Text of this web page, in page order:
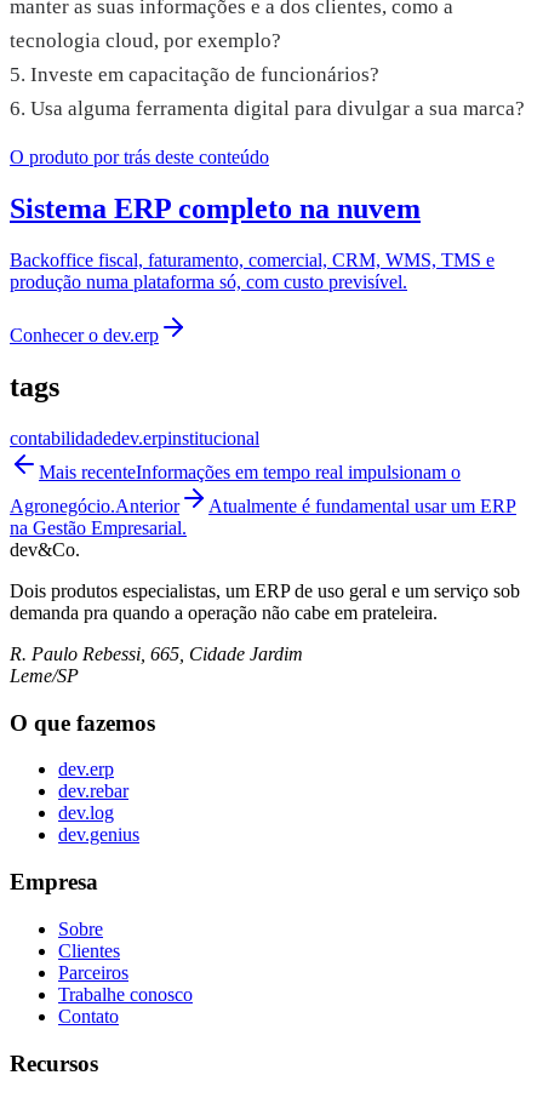
manter as suas informações e a dos clientes, como a
tecnologia cloud, por exemplo?
5. Investe em capacitação de funcionários?
6. Usa alguma ferramenta digital para divulgar a sua marca?
O produto por trás deste conteúdo
Sistema ERP completo na nuvem
Backoffice fiscal, faturamento, comercial, CRM, WMS, TMS e
produção numa plataforma só, com custo previsível.
Conhecer o dev.erp
tags
contabilidadedev.erpinstitucional
Mais recenteInformações em tempo real impulsionam o
Agronegócio.Anterior
Atualmente é fundamental usar um ERP
na Gestão Empresarial.
dev&Co.
Dois produtos especialistas, um ERP de uso geral e um serviço sob
demanda pra quando a operação não cabe em prateleira.
R. Paulo Rebessi, 665, Cidade Jardim
Leme/SP
O que fazemos
dev.erp
dev.rebar
dev.log
dev.genius
Empresa
Sobre
Clientes
Parceiros
Trabalhe conosco
Contato
Recursos